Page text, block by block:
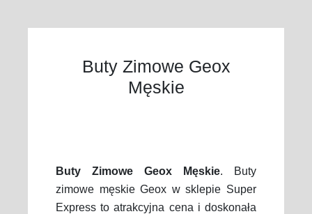
Buty Zimowe Geox
Męskie
Buty Zimowe Geox Męskie. Buty
zimowe męskie Geox w sklepie Super
Express to atrakcyjna cena i doskonała